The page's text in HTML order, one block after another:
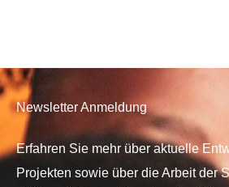
Newsletter Anmeldung
Erfahren Sie mehr über aktuelle
Projekten sowie über die Arbeit der